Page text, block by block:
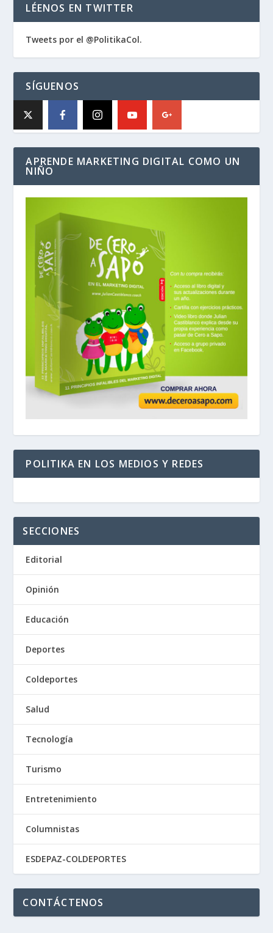
LÉENOS EN TWITTER
Tweets por el @PolitikaCol.
SÍGUENOS
APRENDE MARKETING DIGITAL COMO UN
NIÑO
POLITIKA EN LOS MEDIOS Y REDES
SECCIONES
Editorial
Opinión
Educación
Deportes
Coldeportes
Salud
Tecnología
Turismo
Entretenimiento
Columnistas
ESDEPAZ-COLDEPORTES
CONTÁCTENOS